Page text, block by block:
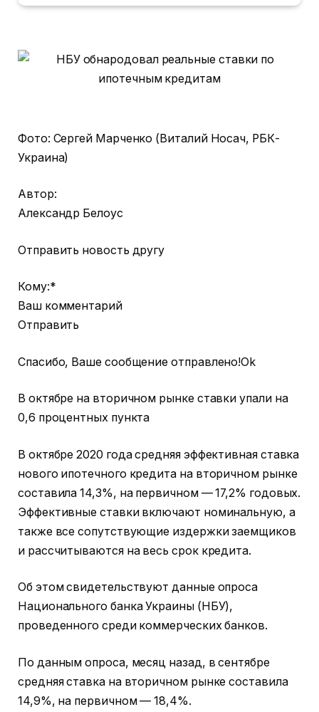
Фото: Сергей Марченко (Виталий Носач, РБК-
Украина)
Автор:
Александр Белоус
Отправить новость другу
Кому:*
Ваш комментарий
Отправить
Спасибо, Ваше сообщение отправлено!Ok
В октябре на вторичном рынке ставки упали на
0,6 процентных пункта
В октябре 2020 года средняя эффективная ставка
нового ипотечного кредита на вторичном рынке
составила 14,3%, на первичном — 17,2% годовых.
Эффективные ставки включают номинальную, а
также все сопутствующие издержки заемщиков
и рассчитываются на весь срок кредита.
Об этом свидетельствуют данные опроса
Национального банка Украины (НБУ),
проведенного среди коммерческих банков.
По данным опроса, месяц назад, в сентябре
средняя ставка на вторичном рынке составила
14,9%, на первичном — 18,4%.